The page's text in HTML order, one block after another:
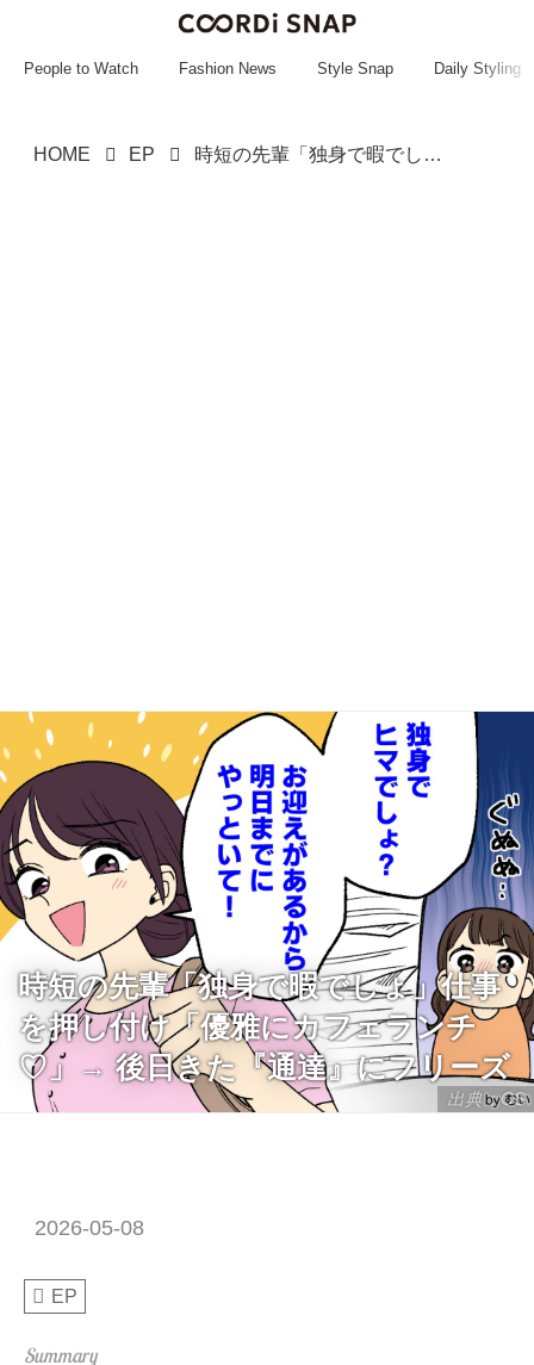
~~~~~~~~~~~
People to Watch Fashion News Style Snap Daily Styling
HOME EP 時短の先輩「独身で暇でしょ」仕事を押し付け「優雅にカフェランチ♡」→ 後日きた『通達』にフリーズ
出典：CS
時短の先輩「独身で暇でしょ」仕事
を押し付け「優雅にカフェランチ
♡」→ 後日きた『通達』にフリーズ
2026-05-08
EP